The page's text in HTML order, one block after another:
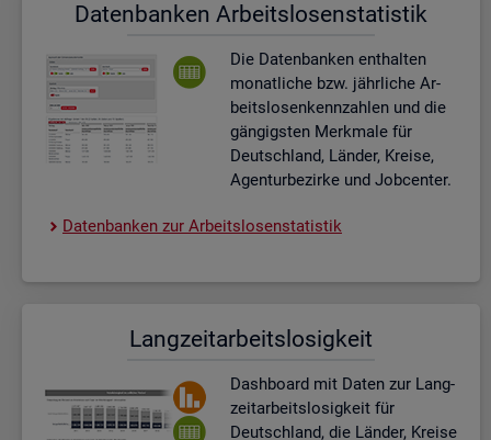
Da­ten­ban­ken Ar­beits­lo­sen­sta­tis­tik
Die Da­ten­ban­ken ent­hal­ten
mo­nat­li­che bzw. jähr­li­che Ar­
beits­lo­sen­kenn­zah­len und die
gän­gigs­ten Merk­ma­le für
Deutsch­land, Län­der, Krei­se,
Agen­tur­be­zir­ke und Job­cen­ter.
Da­ten­ban­ken zur Ar­beits­lo­sen­sta­tis­tik
Lang­zeit­ar­beits­lo­sig­keit
Dash­board mit Daten zur Lang­
zeit­ar­beits­lo­sig­keit für
Deutsch­land, die Län­der, Krei­se